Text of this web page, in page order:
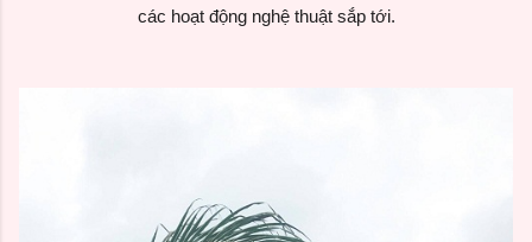
các hoạt động nghệ thuật sắp tới.